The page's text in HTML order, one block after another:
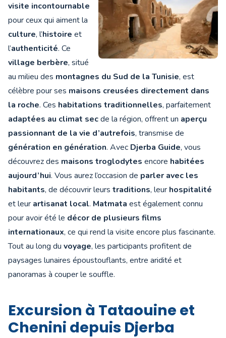
visite incontournable
pour ceux qui aiment la
culture, l’histoire et
l’authenticité. Ce
village berbère, situé
au milieu des montagnes du Sud de la Tunisie, est
célèbre pour ses maisons creusées directement dans
la roche. Ces habitations traditionnelles, parfaitement
adaptées au climat secde la région, offrent un aperçu
passionnant de la vie d’autrefois, transmise de
génération en génération. Avec Djerba Guide, vous
découvrez des maisons troglodytes encore habitées
aujourd’hui. Vous aurez l’occasion de parler avec les
habitants, de découvrir leurs traditions, leur hospitalité
et leur artisanat local. Matmata est également connu
pour avoir été le décor de plusieurs films
internationaux, ce qui rend la visite encore plus fascinante.
Tout au long du voyage, les participants profitent de
paysages lunaires époustouflants, entre aridité et
panoramas à couper le souffle.
Excursion à Tataouine et
Chenini depuis Djerba